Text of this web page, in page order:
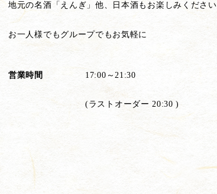
地元の名酒「えんぎ」他、日本酒もお楽しみください
お一人様でもグループでもお気軽に
営業時間 17:00～21:30
(ラストオーダー 20:30 )